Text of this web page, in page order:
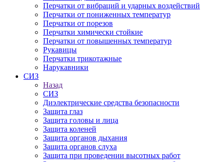
Перчатки от вибраций и ударных воздействий
Перчатки от пониженных температур
Перчатки от порезов
Перчатки химически стойкие
Перчатки от повышенных температур
Рукавицы
Перчатки трикотажные
Нарукавники
СИЗ
Назад
СИЗ
Диэлектрические средства безопасности
Защита глаз
Защита головы и лица
Защита коленей
Защита органов дыхания
Защита органов слуха
Защита при проведении высотных работ